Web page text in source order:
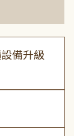
備升級